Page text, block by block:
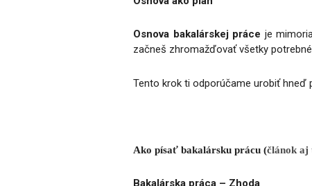
Osnova bakalárskej práce je
začneš zhromažďovať všetky
Tento krok ti odporúčame urobiť hneď
Ako písať bakalársku prácu (článok aj
Bakalárska práca – Zhoda